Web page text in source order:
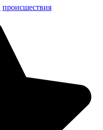
происшествия